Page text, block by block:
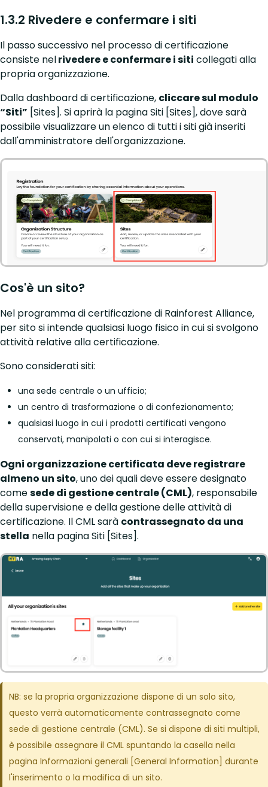
1.3.2 Rivedere e confermare i siti
Il passo successivo nel processo di certificazione
consiste nelrivedere e confermare i siti collegati alla
propria organizzazione.
Dalla dashboard di certificazione, cliccare sul modulo
“Siti” [Sites]. Si aprirà la pagina Siti [Sites], dove sarà
possibile visualizzare un elenco di tutti i siti già inseriti
dall'amministratore dell'organizzazione.
Cos'è un sito?
Nel programma di certificazione di Rainforest Alliance,
per sito si intende qualsiasi luogo fisico in cui si svolgono
attività relative alla certificazione.
Sono considerati siti:
una sede centrale o un ufficio;
un centro di trasformazione o di confezionamento;
qualsiasi luogo in cui i prodotti certificati vengono
conservati, manipolati o con cui si interagisce.
Ogni organizzazione certificata deve registrare
almeno un sito, uno dei quali deve essere designato
comesede di gestione centrale (CML), responsabile
della supervisione e della gestione delle attività di
certificazione. Il CML sarà contrassegnato da una
stella nella pagina Siti [Sites].
NB: se la propria organizzazione dispone di un solo sito,
questo verrà automaticamente contrassegnato come
sede di gestione centrale (CML). Se si dispone di siti multipli,
è possibile assegnare il CML spuntando la casella nella
pagina Informazioni generali [General Information] durante
l'inserimento o la modifica di un sito.